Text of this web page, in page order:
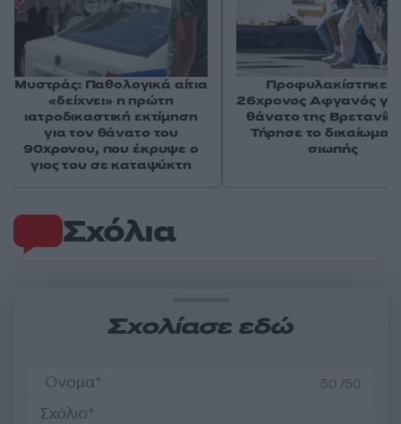
Σχόλια
Σχολίασε εδώ
50 /50
Μυστράς: Παθολογικά αίτια
«δείχνει» η πρώτη
ιατροδικαστική εκτίμηση
για τον θάνατο του
90χρονου, που έκρυψε ο
γιος του σε καταψύκτη
Προφυλακίστηκε ο
26χρονος Αφγανός
θάνατο της
Τήρησε το δικαίωμα
σιωπής